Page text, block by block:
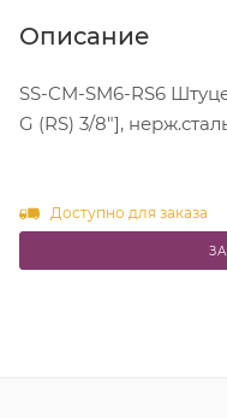
Описание
SS-CM-SM6-RS6
G (RS) 3/8"],
Доступно для заказа